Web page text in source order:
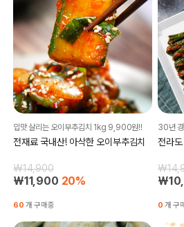
입맛 살리는 오이부추김치 1kg 9,900원!!
전재료 국내산! 아삭한 오이부추김치
₩14,900
₩11,900 20%
60 개 구매중
30년 경
전라
0 개 구